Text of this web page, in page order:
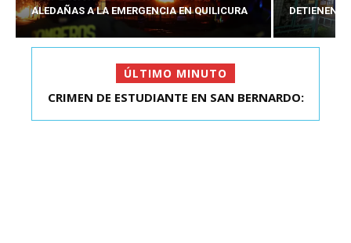
ALEDAÑAS A LA EMERGENCIA EN QUILICURA
DETIENEN
ÚLTIMO MINUTO
FIESTA EN EL MONUMENTAL: LA